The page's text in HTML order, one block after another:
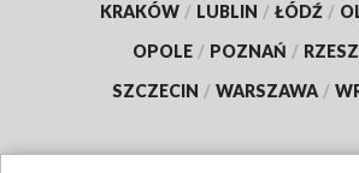
KRAKÓW / LUBLIN / ŁÓDŹ /
OPOLE / POZNAŃ /
SZCZECIN / WARSZAWA /